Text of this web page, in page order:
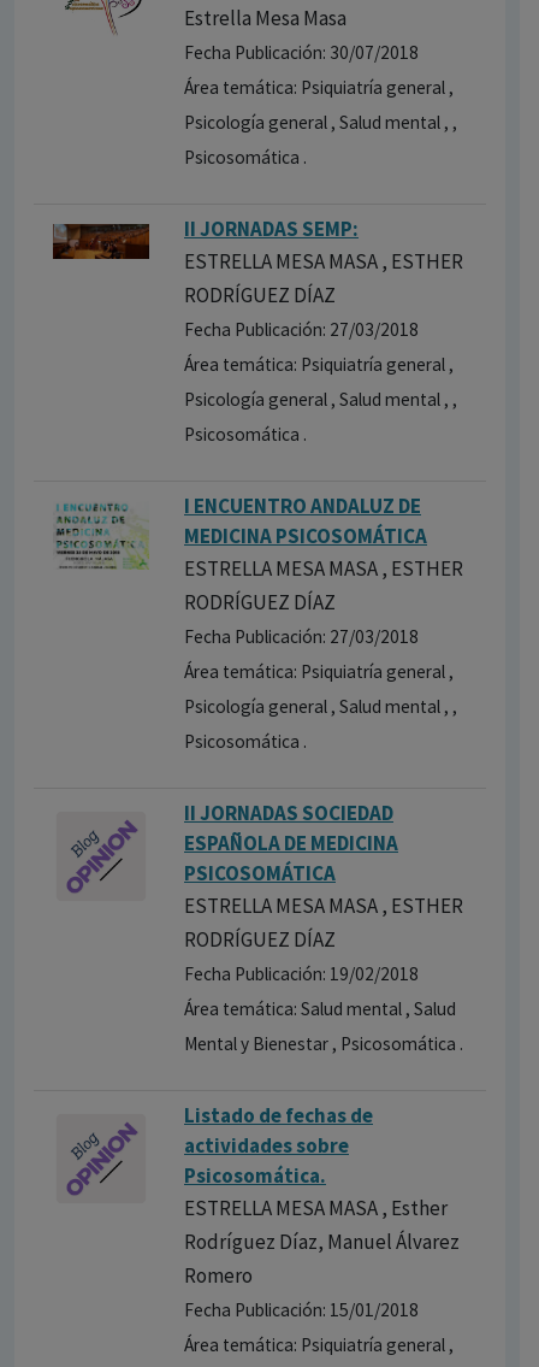
Estrella Mesa Masa
Fecha Publicación: 30/07/2018
Área temática: Psiquiatría general ,
Psicología general , Salud mental , ,
Psicosomática .
II JORNADAS SEMP:
ESTRELLA MESA MASA , ESTHER
RODRÍGUEZ DÍAZ
Fecha Publicación: 27/03/2018
Área temática: Psiquiatría general ,
Psicología general , Salud mental , ,
Psicosomática .
I ENCUENTRO ANDALUZ DE
MEDICINA PSICOSOMÁTICA
ESTRELLA MESA MASA , ESTHER
RODRÍGUEZ DÍAZ
Fecha Publicación: 27/03/2018
Área temática: Psiquiatría general ,
Psicología general , Salud mental , ,
Psicosomática .
II JORNADAS SOCIEDAD
ESPAÑOLA DE MEDICINA
PSICOSOMÁTICA
ESTRELLA MESA MASA , ESTHER
RODRÍGUEZ DÍAZ
Fecha Publicación: 19/02/2018
Área temática: Salud mental , Salud
Mental y Bienestar , Psicosomática .
Listado de fechas de
actividades sobre
Psicosomática.
ESTRELLA MESA MASA , Esther
Rodríguez Díaz, Manuel Álvarez
Romero
Fecha Publicación: 15/01/2018
Área temática: Psiquiatría general ,